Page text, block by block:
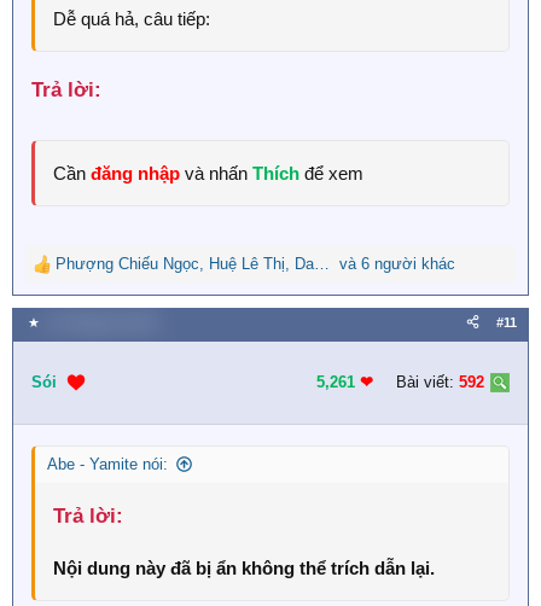
Dễ quá hả, câu tiếp:
Trả lời:​
Cần đăng nhập và nhấn Thích để xem
R
e
a
c
i
n
s
Phượng Chiếu Ngọc, Huệ Lê Thị, Dana Lê và 6 người khác
★ #11
Sói 5,261 ❤︎ Bài viết: 592
Abe - Yamite nói:
Trả lời:​
Nội dung này đã bị ẩn không thể trích dẫn lại.